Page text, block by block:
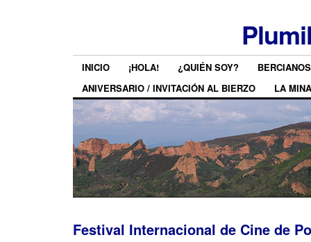
INICIO ¡HOLA! ¿QUIÉN SOY?
ANIVERSARIO / INVITACIÓN AL BIERZO
LA MINA
Festival Internacional de Cine de